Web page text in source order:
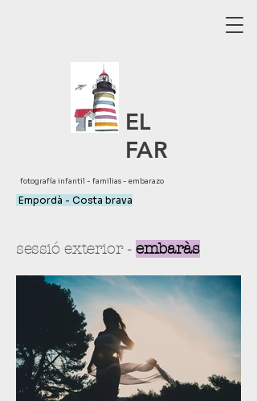
EL
FAR
fotografía infantil - familias - embarazo
Empordà - Costa brava
sessió exterior -embaràs